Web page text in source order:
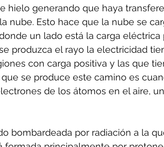
hielo generando que haya
nube. Esto hace que la nube se
un lado está la carga eléctrica
produzca el rayo la electricidad
con carga positiva y las que
se produce este camino es
de los átomos en el aire,
bombardeada por radiación a la